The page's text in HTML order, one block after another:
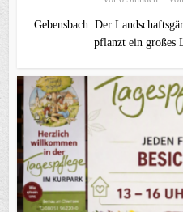
Gebensbach. Der
pflanzt ein großes